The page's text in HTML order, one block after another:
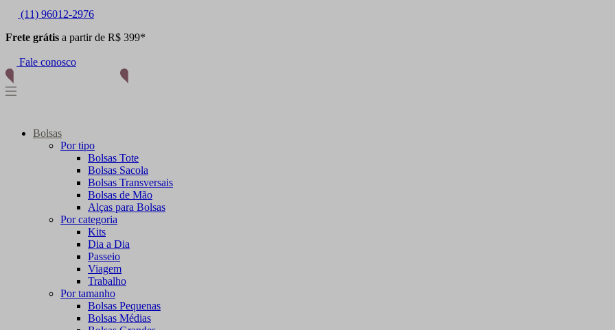
(11) 96012-2976
Frete grátis a partir de R$ 399*
Fale conosco
Bolsas
Por tipo
Bolsas Tote
Bolsas Sacola
Bolsas Transversais
Bolsas de Mão
Alças para Bolsas
Por categoria
Kits
Dia a Dia
Passeio
Viagem
Trabalho
Por tamanho
Bolsas Pequenas
Bolsas Médias